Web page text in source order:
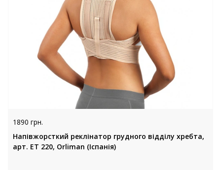
1890 грн.
Напівжорсткий реклінатор грудного відділу хребта,
арт. ET 220, Orliman (Іспанія)